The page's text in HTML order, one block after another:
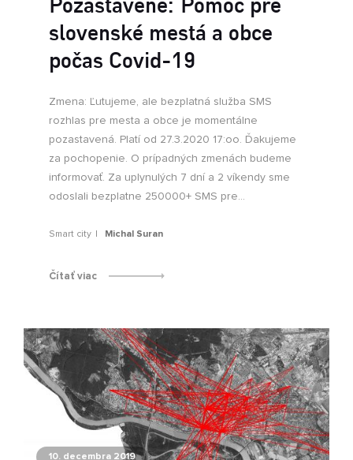
slovenské mestá a obce
počas Covid-19
Zmena: Ľutujeme, ale bezplatná služba SMS
rozhlas pre mesta a obce je momentálne
pozastavená. Platí od 27.3.2020 17:oo. Ďakujeme
za pochopenie. O prípadných zmenách budeme
informovať. Za uplynulých 7 dní a 2 víkendy sme
odoslali bezplatne 250000+ SMS pre...
Smart city Michal Suran
Čítať viac
10. decembra 2019